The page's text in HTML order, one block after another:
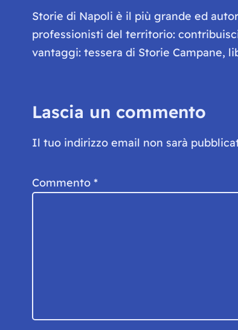
Storie di Napoli è il più grande ed
professionisti del territorio:
vantaggi: tessera di Storie Campane,
Lascia un commento
Il tuo indirizzo email non sarà
Commento *